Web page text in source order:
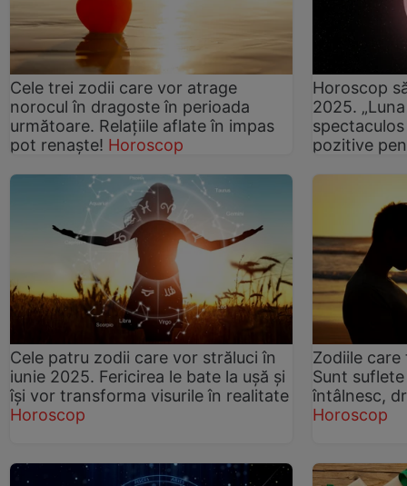
Cele trei zodii care vor atrage
norocul în dragoste în perioada
următoare. Relațiile aflate în impas
pot renaște! Horoscop
Horoscop
2025.
pozitive
Cele patru zodii care vor străluci în
iunie 2025. Fericirea le bate la ușă și
își vor transforma visurile în realitate
Horoscop
Zodiile
Sunt
întâlnesc,
Horoscop